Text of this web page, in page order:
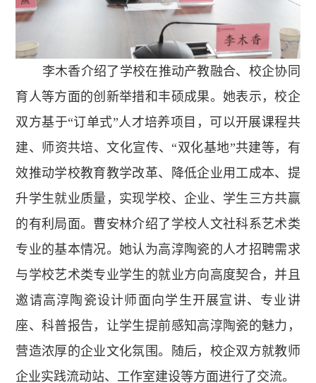
李木香介绍了学校在推动产教融合、校企协同
育人等方面的创新举措和丰硕成果。她表示，校企
双方基于“订单式”人才培养项目，可以开展课程共
建、师资共培、文化宣传、“双化基地”共建等，有
效推动学校教育教学改革、降低企业用工成本、提
升学生就业质量，实现学校、企业、学生三方共赢
的有利局面。曹安林介绍了学校人文社科系艺术类
专业的基本情况。她认为高淳陶瓷的人才招聘需求
与学校艺术类专业学生的就业方向高度契合，并且
邀请高淳陶瓷设计师面向学生开展宣讲、专业讲
座、科普报告，让学生提前感知高淳陶瓷的魅力，
营造浓厚的企业文化氛围。随后，校企双方就教师
企业实践流动站、工作室建设等方面进行了交流。